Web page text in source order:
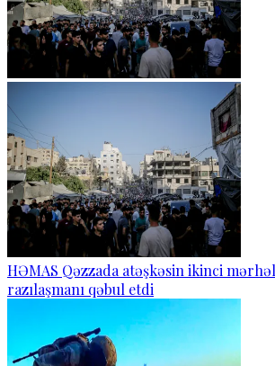
HƏMAS Qəzzada atəşkəsin ikinci
razılaşmanı qəbul etdi